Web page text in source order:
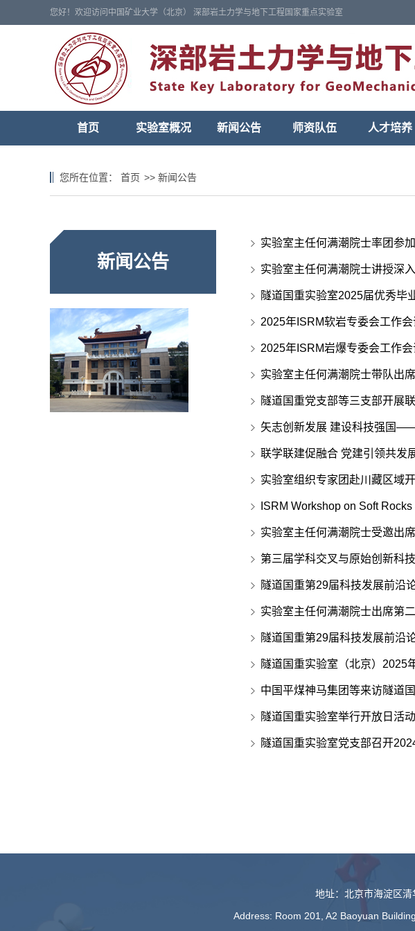
您好！欢迎访问中国矿业大学（北京） 深部岩土力学与地下工程国家重点实验室
首页 实验室概况 新闻公告 师资队伍 人才培养
您所在位置： 首页 >> 新闻公告
新闻公告
实验室主任何满潮院士率团参
实验室主任何满潮院士讲授深
隧道国重实验室2025届优秀毕
2025年ISRM软岩专委会工作会
2025年ISRM岩爆专委会工作会
实验室主任何满潮院士带队出
隧道国重党支部等三支部开展
矢志创新发展 建设科技强国
联学联建促融合 党建引领共
实验室组织专家团赴川藏区域
ISRM Workshop on Soft
实验室主任何满潮院士受邀出
第三届学科交叉与原始创新科
隧道国重第29届科技发展前沿
实验室主任何满潮院士出席第
隧道国重第29届科技发展前沿
隧道国重实验室（北京）2025
中国平煤神马集团等来访隧道
隧道国重实验室举行开放日活动
隧道国重实验室党支部召开
地址：北京市海淀区
Address: Room 201, A2 Baoyuan